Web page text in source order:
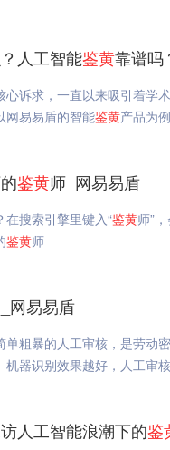
人工智能鉴黄靠谱吗
心诉求，一直以来吸引着学
网易易盾的智能鉴黄产品为
鉴黄师_网易易盾
在搜索引擎里键入“鉴黄师”
鉴黄师
_网易易盾
单粗暴的人工审核，是劳动
机器识别效果越好，人工审
人工智能浪潮下的鉴